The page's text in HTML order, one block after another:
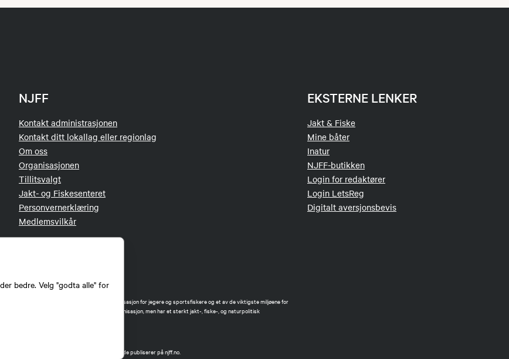
bedre. Velg "godta alle" for
NJFF
Kontakt administrasjonen
Kontakt ditt lokallag eller regionlag
Om oss
Organisasjonen
Tillitsvalgt
Jakt- og Fiskesenteret
Personvernerklæring
Medlemsvilkår
EKSTERNE LENKER
Jakt & Fiske
Mine båter
Inatur
NJFF-butikken
Login for redaktører
Login LetsReg
Digitalt aversjonsbevis
(NJFF) er landets eneste landsdekkende organisasjon for jegere og sportsfiskere og et av de viktigste miljøene for
og fiske i Norge. Vi er en partipolitisk nøytral organisasjon, men har et sterkt jakt-, fiske-, og naturpolitisk
Jeger- og Fiskerforbund har ansvar for innhold de publiserer på njff.no.